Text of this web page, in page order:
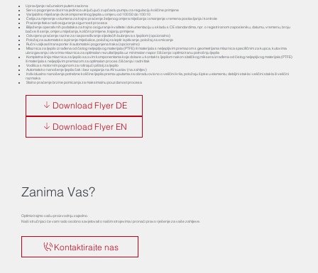
Upravljanje računalom putem zaslona
Servo pogonjena dozirna jedinica uključujući zupčastu pumpu za regulaciju količine primjene
Varijabilno miješanje dvokomponentnog ljepila u omjeru od 100:50 do 100:10
Ćelija za mjerenje volumena za trajno praćenje željenog omjera miješanja i smanjenje vremena postavljanja i kontrole
Praćenje tlaka radi osiguranja sigurnosti procesa
Bilježenje operativnih podataka za trajno osiguranje kvalitete i dokumentaciju u skladu s CE standardima, npr. o registriranom zaposleniku, datumu, vremenu, broju
bačve ili serije, omjeru miješanja, količini primjene, trajanju primjene
Odvojeno praćenje razine za raspoređivanje sljedećih bubnjeva s ljepilom (opcionalno)
Položaj za automatsko ispiranje miješalice, položaj za leptir ispitivanje, položaj za smicanje
Ručni valjkasti transporter ili automatski pogonjena traka (opcionalno)
Mlaznica za ljepilo izrađena od čistog neljepljivog materijala (PTFE) ili materijala s neljepljivim premazom s geometrijama mlaznica specifičnim za kupca, kutovima
ubrizgavanja i otvorima mlaznica za optimalan rezultat ljepila uz minimalan napor čišćenja i optimiziranu potrošnju ljepila
Kompletna linija mlaznica za ljepilo sa svim komponentama koje dolaze u kontakt s ljepilom nakon statičkog miksera izrađena od čistog neljepljivog materijala (PTFE)
ili materijala s neljepljivim premazom za optimalan proces čišćenja i radni tlak
Vodilica s motornim pogonom za rotirajući pištolj za ljepilo
Automatsko nanošenje ljepila čak i bez spajanja na AV sustav (na zahtjev)
Individualno nanošenje potrebne količine ljepila prema uputama za obradu ovisno o veličini krila, položaju šipke u elementu, debljini stakla i veličini stakla ili veličini
razmaka
Stalno praćenje brzine pomicanja za maksimalnu pouzdanost procesa
Download Flyer DE
Download Flyer EN
Zanima Vas?
Optimizirajmo vašu proizvodnju zajedno.
Naši stručnjaci će vam rado osobno savjetovati o našim strojevima i pronaći pravo rješenje za vaše zahtjeve.
Kontaktirajte nas